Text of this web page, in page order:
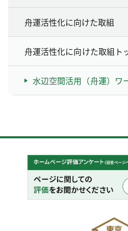
舟運活性化に向けた取組
舟運活性化に向けた取組ト
水辺空間活用（舟運）ワ